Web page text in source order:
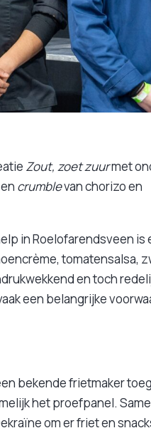
Zout, zoet zuurmet
crumblevan chorizo en
in Roelofarendsveen is
tomatensalsa,
en toch
een belangrijke
bekende frietmaker
het proefpanel.
om er friet en